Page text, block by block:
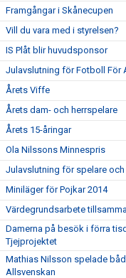
Framgångar i Skånecupen
Vill du vara med i styrelsen?
IS Plåt blir huvudsponsor
Julavslutning för Fotboll För
Årets Viffe
Årets dam- och herrspelare
Årets 15-åringar
Ola Nilssons Minnespris
Julavslutning för spelare och
Miniläger för Pojkar 2014
Värdegrundsarbete
Damerna på besök i förra
Tjejprojektet
Mathias Nilsson spelade
Allsvenskan